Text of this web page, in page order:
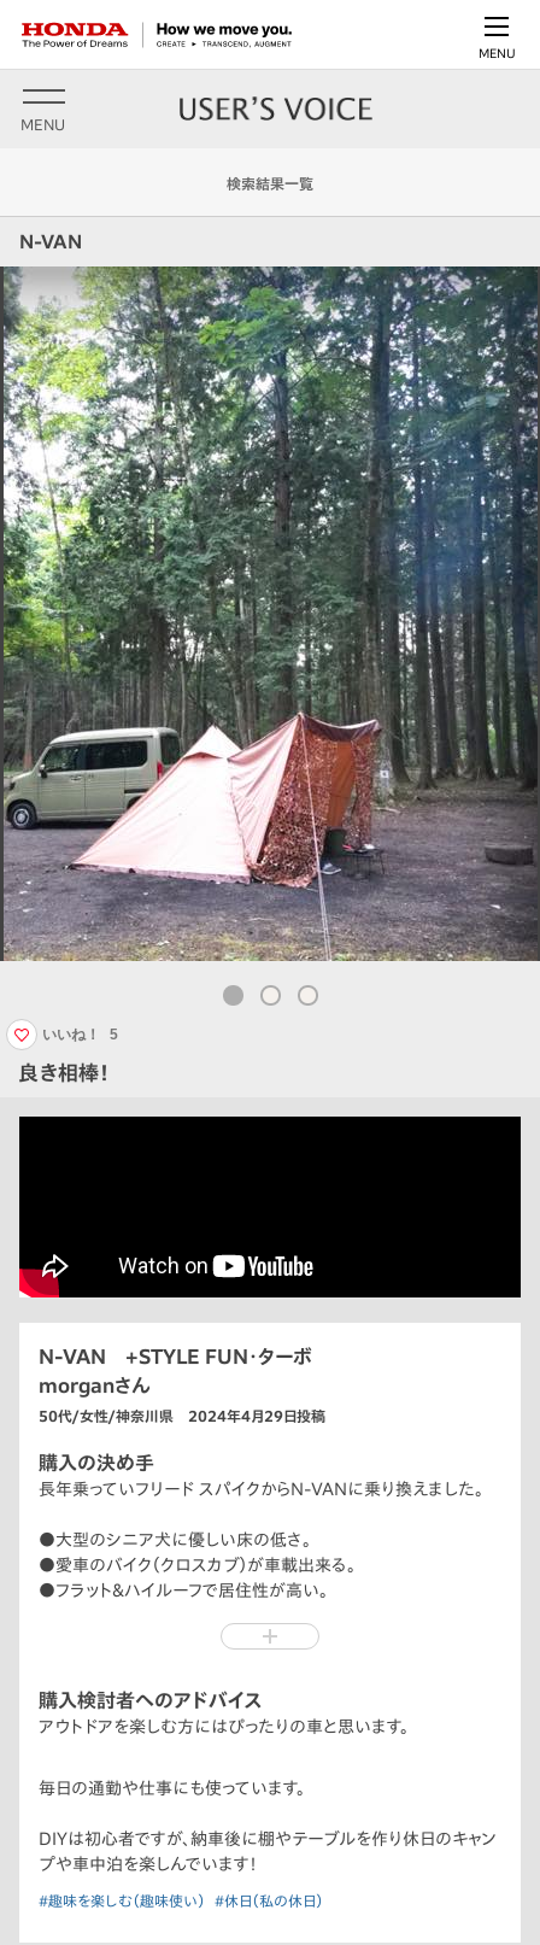
MENU
MENU
検索結果一覧
N-VAN
良き相棒！
いいね！ 5
N-VAN +STYLE FUN・ターボ
morganさん
50代/女性/神奈川県 2024年4月29日投稿
購入の決め手
長年乗っていフリード スパイクからN-VANに乗り換えました。
●大型のシニア犬に優しい床の低さ。
●愛車のバイク（クロスカブ）が車載出来る。
●フラット＆ハイルーフで居住性が高い。
この3つが大きなポイントとなり、N-VAN一択で購入を決めまし
購入検討者へのアドバイス
アウトドアを楽しむ方にはぴったりの車と思います。
毎日の通勤や仕事にも使っています。
DIYは初心者ですが、納車後に棚やテーブルを作り休日のキャン
プや車中泊を楽しんでいます！
#趣味を楽しむ（趣味使い） #休日（私の休日）